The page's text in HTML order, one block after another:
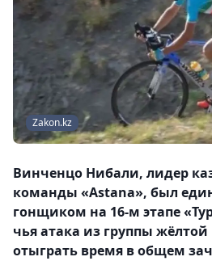
Zakon.kz
Винченцо Нибали, лидер
команды «Astana», был
гонщиком на 16-м этапе
чья атака из группы
отыграть время в общем